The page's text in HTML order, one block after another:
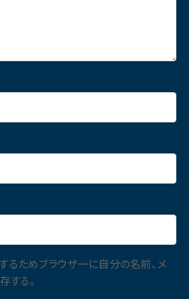
るためブラウザーに自分の名前、メ
する。